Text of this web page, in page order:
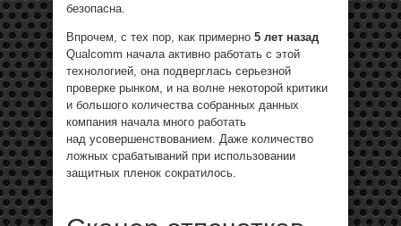
безопасна.
Впрочем, с тех пор, как примерно 5 лет назад
Qualcomm начала активно работать с этой
технологией, она подверглась серьезной
проверке рынком, и на волне некоторой критики
и большого количества собранных данных
компания начала много работать
над усовершенствованием. Даже количество
ложных срабатываний при использовании
защитных пленок сократилось.